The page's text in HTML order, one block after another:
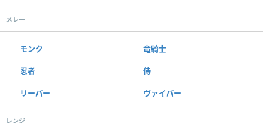
メレー
モンク 竜騎士
忍者 侍
リーパー ヴァイパー
レンジ